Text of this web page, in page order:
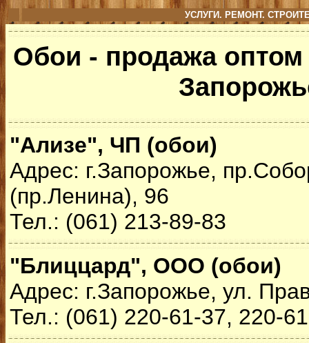
УСЛУГИ. РЕМОНТ.
Обои - продажа оптом
"Ализе", ЧП (обои)
Адрес: г.Запорожье,
(пр.Ленина), 96
Тел.: (061) 213-89-83
"Блиццард", ООО (обои)
Адрес: г.Запорожье, ул.
Тел.: (061) 220-61-37, 220-